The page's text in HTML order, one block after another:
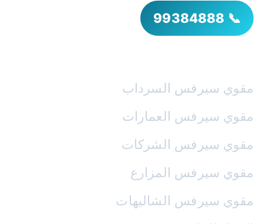
📞 99384888
مقوي سيرفس السرداب
مقوي سيرفس العمارات
مقوي سيرفس الشركات
مقوي سيرفس المزارع
مقوي سيرفس الشاليهات